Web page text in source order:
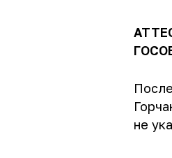
не